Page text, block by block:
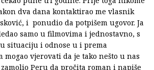
dva dana kontaktirao me vlasnik
i ponudio da potpišem ugovor. Ja
samo u filmovima i jednostavno, s
situaciju i odnose u i prema
vjerovati da je tako nešto u nas
zamolio Peru da pročita roman i napiše